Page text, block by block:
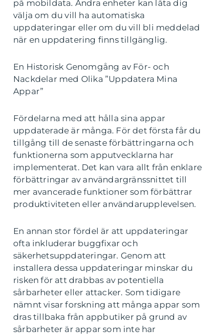
på mobildata. Andra enheter kan låta dig
välja om du vill ha automatiska
uppdateringar eller om du vill bli meddelad
när en uppdatering finns tillgänglig.
En Historisk Genomgång av För- och
Nackdelar med Olika ”Uppdatera Mina
Appar”
Fördelarna med att hålla sina appar
uppdaterade är många. För det första får du
tillgång till de senaste förbättringarna och
funktionerna som apputvecklarna har
implementerat. Det kan vara allt från enklare
förbättringar av användargränssnittet till
mer avancerade funktioner som förbättrar
produktiviteten eller användarupplevelsen.
En annan stor fördel är att uppdateringar
ofta inkluderar buggfixar och
säkerhetsuppdateringar. Genom att
installera dessa uppdateringar minskar du
risken för att drabbas av potentiella
sårbarheter eller attacker. Som tidigare
nämnt visar forskning att många appar som
dras tillbaka från appbutiker på grund av
sårbarheter är appar som inte har